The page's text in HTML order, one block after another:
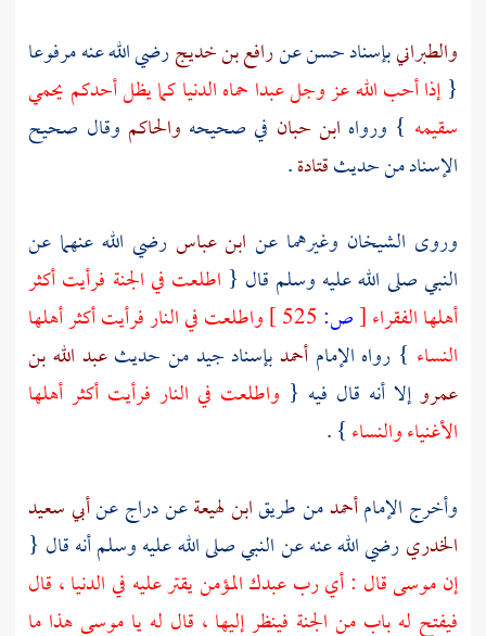
والطبرانيبإسناد حسن عنرافع بن خديجرضي الله عنه مرفوعا
{إذا أحب الله عز وجل عبدا حماه الدنيا كما يظل أحدكم يحمي
سقيمه } ورواه ابن حبان في صحيحه والحاكم وقال صحيح
الإسناد من حديثقتادة.
وروى الشيخان وغيرهما عن ابن عباسرضي الله عنهما عن
النبي صلى الله عليه وسلم قال { اطلعت في الجنة فرأيت أكثر
أهلها الفقراء[ص:
واطلعت في النار فرأيت أكثر أهلها
النساء } رواه الإمام أحمدبإسناد جيد من حديثعبد الله بن
عمروإلا أنه قال فيه { واطلعت في النار فرأيت أكثر أهلها
الأغنياء والنساء} .
وأخرج الإمامأحمدمن طريقابن لهيعةعندراجعنأبي سعيد
الخدريرضي الله عنه عن النبي صلى الله عليه وسلم أنه قال {
إنموسىقال : أي رب عبدك المؤمن يقتر عليه في الدنيا ، قال
فيفتح له باب من الجنة فينظر إليها ، قال له يا موسىهذا ما